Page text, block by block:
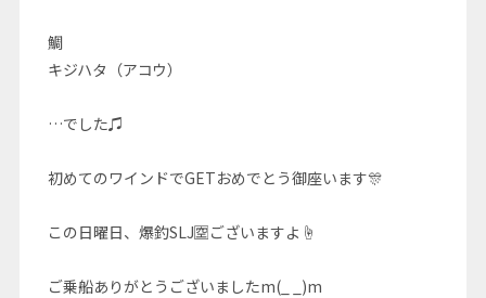
鯛
キジハタ（アコウ）
…でした♫
初めてのワインドでGETおめでとう御座います🎊
この日曜日、爆釣SLJ🈳ございますよ☝️
ご乗船ありがとうございましたm(_ _)m